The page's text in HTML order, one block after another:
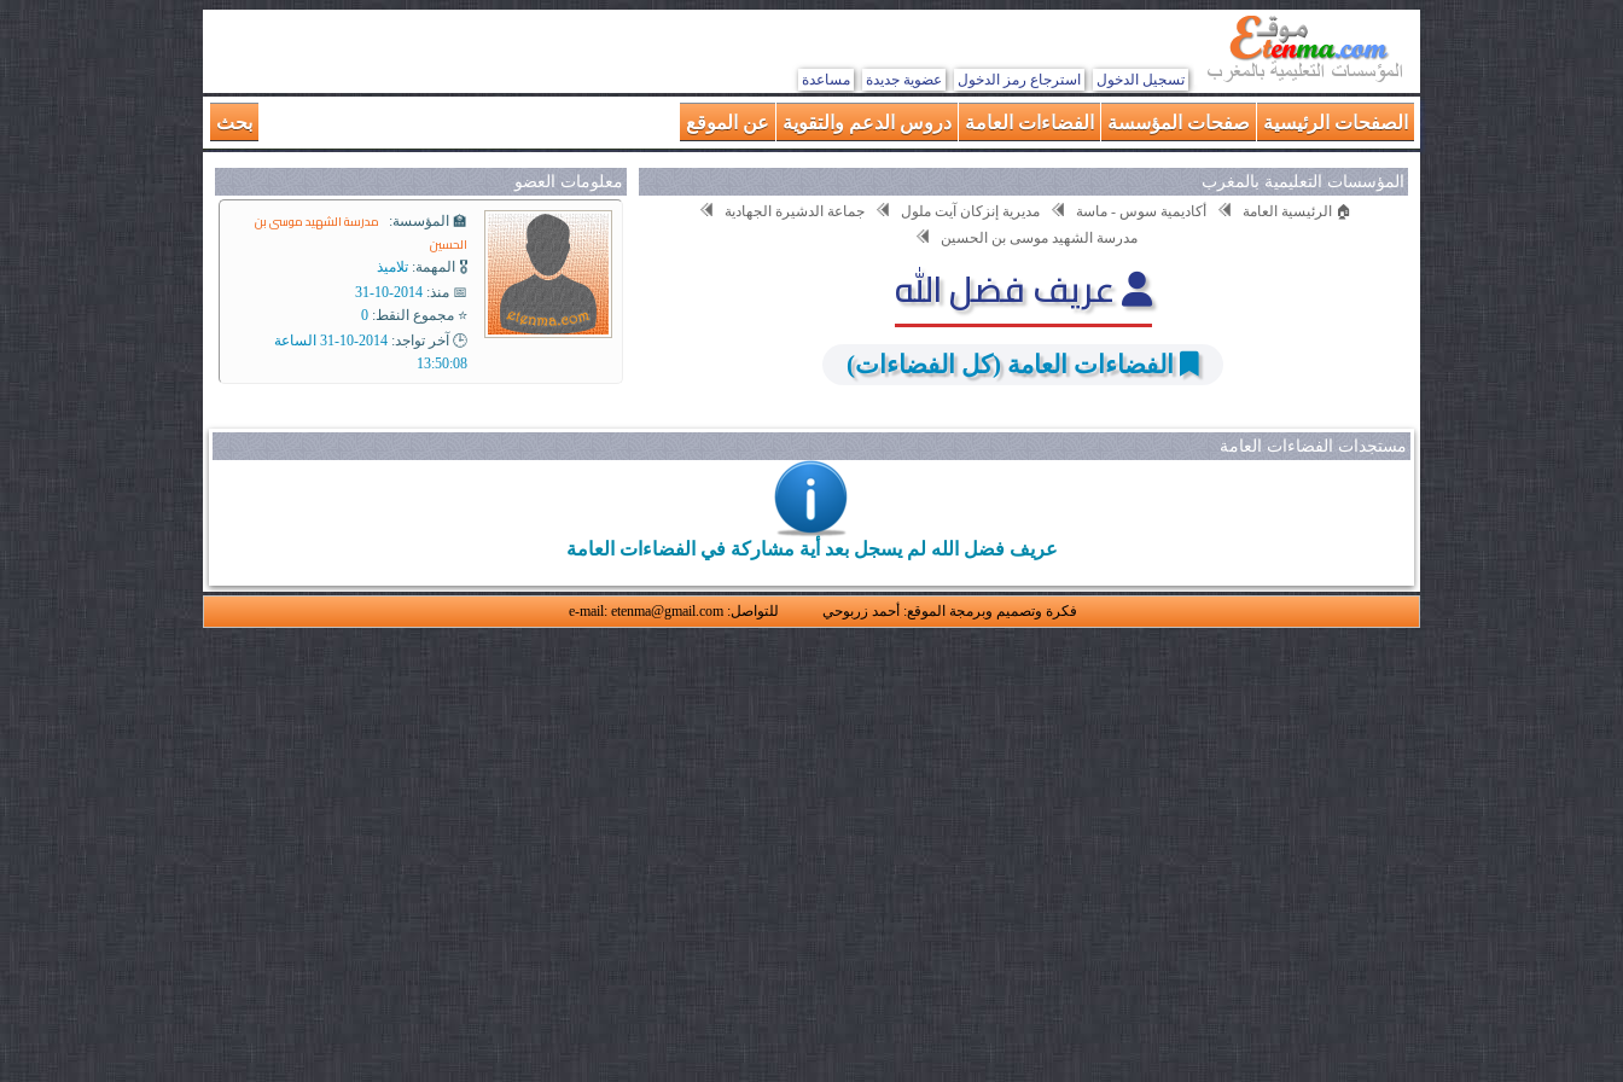
تسجيل الدخول استرجاع رمز الدخول عضوية جديدة مساعدة
الصفحات الرئيسية صفحات المؤسسة الفضاءات العامة دروس الدعم والتقوية عن الموقع بحث
المؤسسات التعليمية بالمغرب
🏠 الرئيسية العامة أكاديمية سوس - ماسة مديرية إنزكان آيت ملول
جماعة الدشيرة الجهادية
مدرسة الشهيد موسى بن الحسين
عريف فضل الله
الفضاءات العامة (كل الفضاءات)
معلومات العضو
🏫 المؤسسة:
مدرسة الشهيد موسى بن
الحسين
🎖️ المهمة: تلاميذ
📅 منذ: 2014-10-31
⭐ مجموع النقط: 0
🕒 آخر تواجد:
2014-10-31 الساعة
13:50:08
مستجدات الفضاءات العامة
عريف فضل الله لم يسجل بعد أية مشاركة في الفضاءات العامة
فكرة وتصميم وبرمجة الموقع: أحمد زربوحي للتواصل: e-mail: etenma@gmail.com